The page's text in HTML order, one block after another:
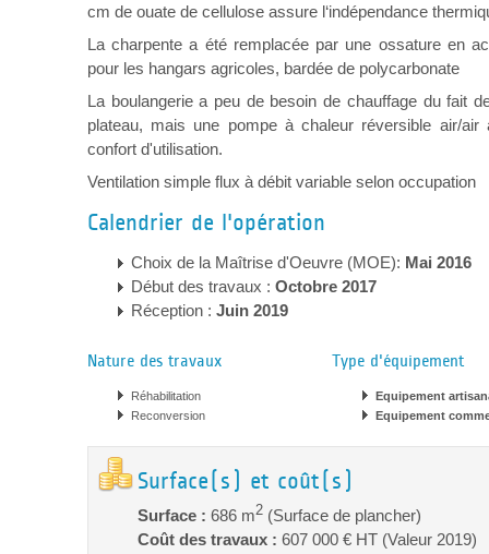
cm de ouate de cellulose assure l‘indépendance
La charpente a été remplacée par une ossature en
pour les hangars agricoles, bardée de polycarbonate
La boulangerie a peu de besoin de chauffage du fait
plateau, mais une pompe à chaleur réversible air/
confort d'utilisation.
Ventilation simple flux à débit variable selon occupation
Calendrier de l'opération
Choix de la Maîtrise d'Oeuvre (MOE): Mai 2016
Début des travaux : Octobre 2017
Réception : Juin 2019
Nature des travaux
Réhabilitation
Reconversion
Type d'équipement
Equipement
Equipement
Surface(s) et coût(s)
Surface : 686 m2 (Surface de plancher)
Coût des travaux : 607 000 € HT (Valeur 2019)